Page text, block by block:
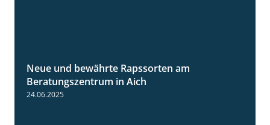
Neue und bewährte Rapssorten am
Beratungszentrum in Aich
24.06.2025